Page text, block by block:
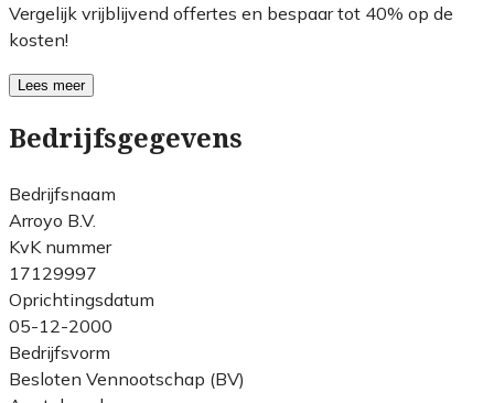
Vergelijk vrijblijvend offertes en bespaar tot 40% op de
kosten!
Lees meer
Bedrijfsgegevens
Bedrijfsnaam
Arroyo B.V.
KvK nummer
17129997
Oprichtingsdatum
05-12-2000
Bedrijfsvorm
Besloten Vennootschap (BV)